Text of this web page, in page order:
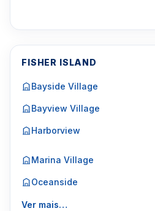
FISHER ISLAND
Bayside Village
Bayview Village
Harborview
Marina Village
Oceanside
Ver mais…